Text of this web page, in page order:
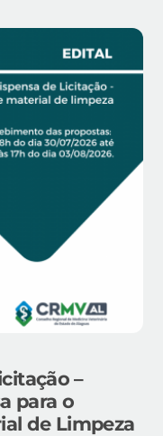
–
para o
de Limpeza